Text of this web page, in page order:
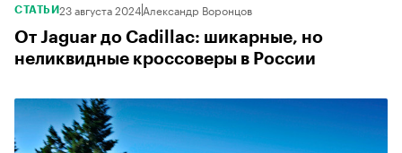
СТАТЬИ23 августа 2024Александр Воронцов
От Jaguar до Cadillac: шикарные, но
неликвидные кроссоверы в России